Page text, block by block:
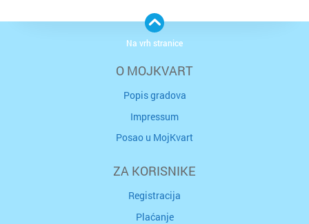
O MOJKVART
Popis gradova
Impressum
Posao u MojKvart
ZA KORISNIKE
Registracija
Plaćanje
Na vrh stranice